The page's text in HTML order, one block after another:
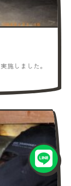
施しました。